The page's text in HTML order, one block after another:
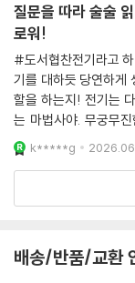
질문을 따라 술술
로워!
#도서협찬전기라고
기를 대하듯 당연하게
할을 하는지! 전기는
는 마법사야. 무궁무
전에 여수화력에서 증
는 코딩을 짰다고 했지
는 거네. 그렇게 생산
k*****g
배송/반품/교환